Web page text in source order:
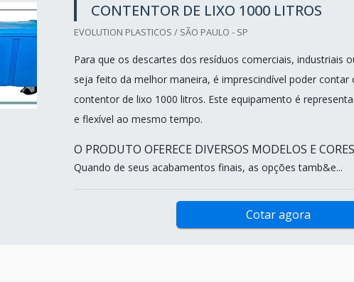
CONTENTOR DE LIXO 1000 LITROS
EVOLUTION PLASTICOS / SÃO PAULO - SP
Para que os descartes dos resíduos comerciais, industriais
seja feito da melhor maneira, é imprescindível poder contar
contentor de lixo 1000 litros. Este equipamento é
e flexível ao mesmo tempo.
O PRODUTO OFERECE DIVERSOS MODELOS E CORES
Quando de seus acabamentos finais, as opções tamb&e...
Cotar agora